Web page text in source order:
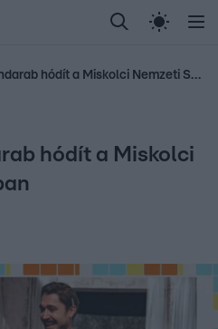
Randi Celeb vagyok,
Most Wanted Gallusz
Új Csehov-színdarab hódít a Miskolci Nemzeti Színházban
hódít a Miskolci